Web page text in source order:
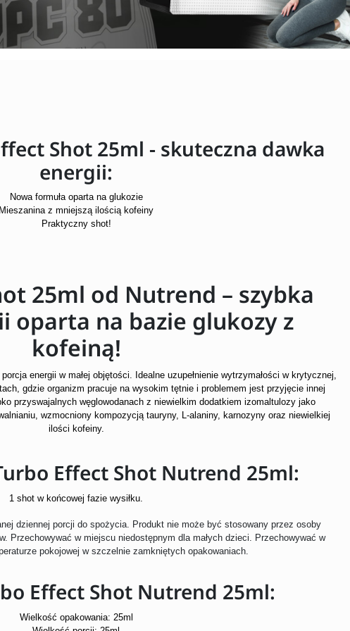
Shot 25ml - skuteczna dawka
energii:
Nowa formuła oparta na glukozie
Mieszanina z mniejszą ilością kofeiny
Praktyczny shot!
25ml od Nutrend – szybka
oparta na bazie glukozy z
kofeiną!
energii w małej objętości. Idealne uzupełnienie wytrzymałości w krytycznej,
gdzie organizm pracuje na wysokim tętnie i problemem jest przyjęcie innej
przyswajalnych węglowodanach z niewielkim dodatkiem izomaltulozy jako
wzmocniony kompozycją tauryny, L-alaniny, karnozyny oraz niewielkiej
ilości kofeiny.
Effect Shot Nutrend 25ml:
1 shot w końcowej fazie wysiłku.
dziennej porcji do spożycia. Produkt nie może być stosowany przez osoby
Przechowywać w miejscu niedostępnym dla małych dzieci. Przechowywać w
pokojowej w szczelnie zamkniętych opakowaniach.
Effect Shot Nutrend 25ml:
Wielkość opakowania: 25ml